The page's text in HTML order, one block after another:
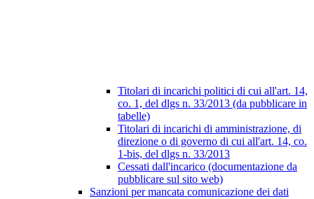
Titolari di incarichi politici di cui all'art. 14,
co. 1, del dlgs n. 33/2013 (da pubblicare in
tabelle)
Titolari di incarichi di amministrazione, di
direzione o di governo di cui all'art. 14, co.
1-bis, del dlgs n. 33/2013
Cessati dall'incarico (documentazione da
pubblicare sul sito web)
Sanzioni per mancata comunicazione dei dati